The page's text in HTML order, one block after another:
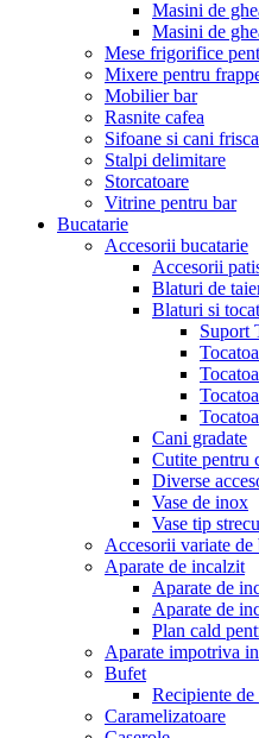
Masini de
Masini de
Mese frigorifice
Mixere pentru
Mobilier bar
Rasnite cafea
Sifoane si cani frisca
Stalpi delimitare
Storcatoare
Vitrine pentru bar
Bucatarie
Accesorii bucatarie
Accesorii
Blaturi de
Blaturi si
Suport
Cani gradate
Cutite pentru
Diverse
Vase de inox
Vase tip
Accesorii variate de
Aparate de incalzit
Aparate de
Aparate de
Plan cald
Aparate impotriva
Bufet
Recipiente
Caramelizatoare